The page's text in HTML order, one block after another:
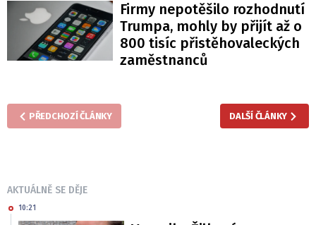
Firmy nepotěšilo rozhodnutí
Trumpa, mohly by přijít až o
800 tisíc přistěhovaleckých
zaměstnanců
PŘEDCHOZÍ ČLÁNKY DALŠÍ ČLÁNKY
AKTUÁLNĚ SE DĚJE
10:21